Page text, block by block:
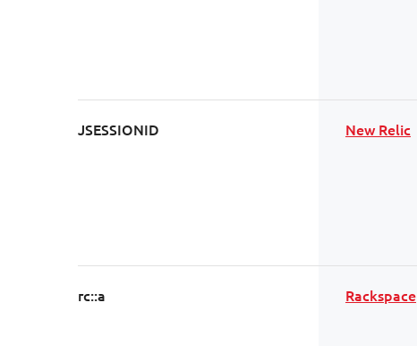
JSESSIONID New Relic
rc::a Rackspace